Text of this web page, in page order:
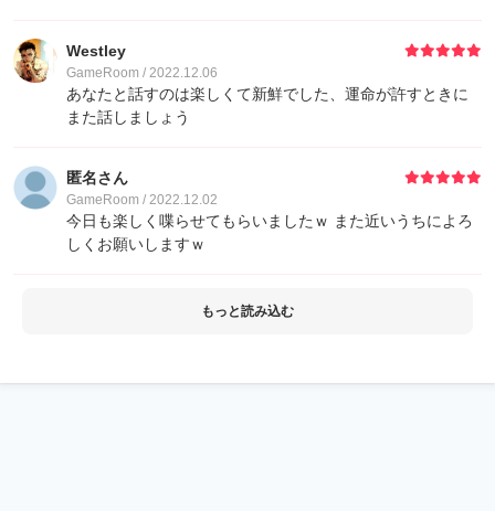
Westley
GameRoom / 2022.12.06
あなたと話すのは楽しくて新鮮でした、運命が許すときに
また話しましょう
匿名さん
GameRoom / 2022.12.02
今日も楽しく喋らせてもらいましたｗ また近いうちによろ
しくお願いしますｗ
もっと読み込む